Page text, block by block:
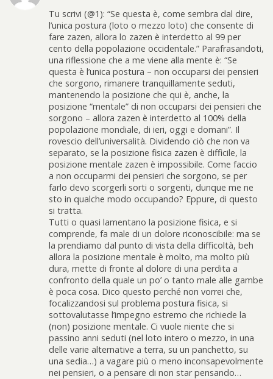
Tu scrivi (@1): “Se questa è, come sembra dal dire,
l’unica postura (loto o mezzo loto) che consente di
fare zazen, allora lo zazen è interdetto al 99 per
cento della popolazione occidentale.” Parafrasandoti,
una riflessione che a me viene alla mente è: “Se
questa è l’unica postura – non occuparsi dei pensieri
che sorgono, rimanere tranquillamente seduti,
mantenendo la posizione che qui è, anche, la
posizione “mentale” di non occuparsi dei pensieri che
sorgono – allora zazen è interdetto al 100% della
popolazione mondiale, di ieri, oggi e domani”. Il
rovescio dell’universalità. Dividendo ciò che non va
separato, se la posizione fisica zazen è difficile, la
posizione mentale zazen è impossibile. Come faccio
a non occuparmi dei pensieri che sorgono, se per
farlo devo scorgerli sorti o sorgenti, dunque me ne
sto in qualche modo occupando? Eppure, di questo
si tratta.
Tutti o quasi lamentano la posizione fisica, e si
comprende, fa male di un dolore riconoscibile: ma se
la prendiamo dal punto di vista della difficoltà, beh
allora la posizione mentale è molto, ma molto più
dura, mette di fronte al dolore di una perdita a
confronto della quale un po’ o tanto male alle gambe
è poca cosa. Dico questo perché non vorrei che,
focalizzandosi sul problema postura fisica, si
sottovalutasse l’impegno estremo che richiede la
(non) posizione mentale. Ci vuole niente che si
passino anni seduti (nel loto intero o mezzo, in una
delle varie alternative a terra, su un panchetto, su
una sedia…) a vagare più o meno inconsapevolmente
nei pensieri, o a pensare di non star pensando…